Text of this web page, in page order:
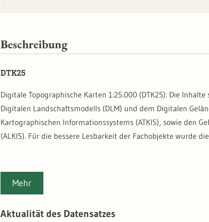
Beschreibung
DTK25
Digitale Topographische Karten 1:25.000 (DTK25): Die
Digitalen Landschaftsmodells (DLM) und dem Digitalen
Kartographischen Informationssystems (ATKIS), sowie den
(ALKIS). Für die bessere Lesbarkeit der Fachobjekte wurde
siehe auch:
dargestellt. Weitere Informationen zu den Daten finden Sie
Mehr
Aktualität des Datensatzes